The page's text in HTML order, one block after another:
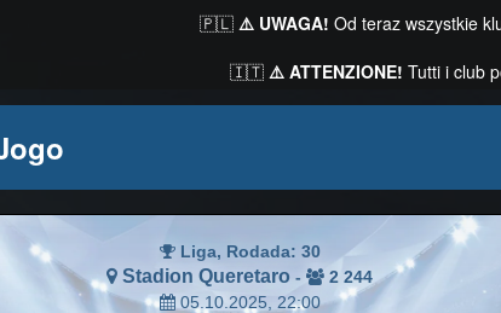
🇵🇱 ⚠️ UWAGA! Od teraz wszystkie
🇮🇹 ⚠️ ATTENZIONE! Tutti i club
Liga, Rodada: 30
Stadion Queretaro -
2 244
05.10.2025, 22:00